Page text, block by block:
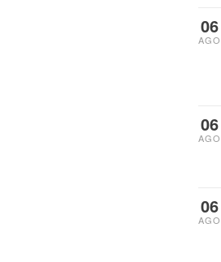
06
AGO
06
AGO
06
AGO